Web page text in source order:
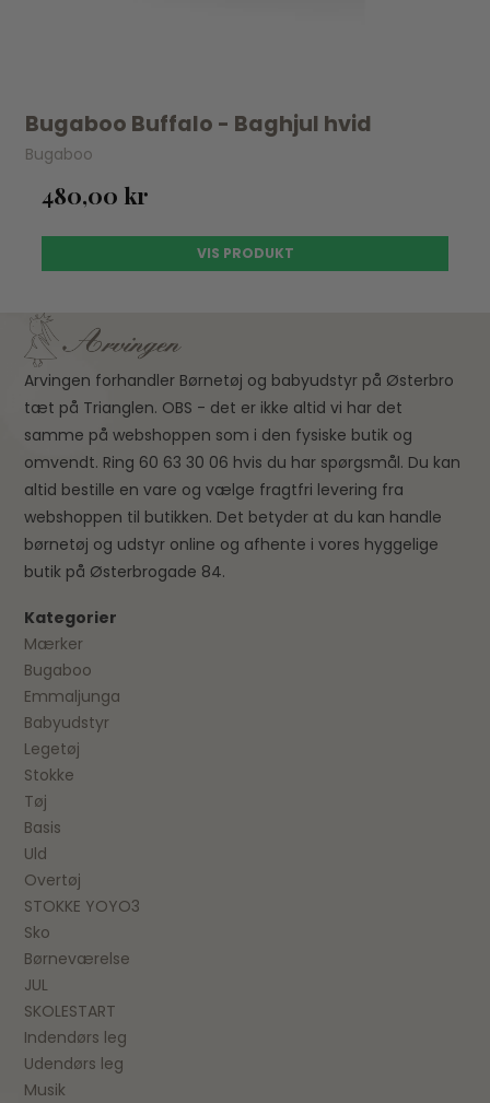
Bugaboo Buffalo - Baghjul hvid
Bugaboo
480,00 kr
VIS PRODUKT
Arvingen forhandler Børnetøj og babyudstyr på Østerbro
tæt på Trianglen. OBS - det er ikke altid vi har det
samme på webshoppen som i den fysiske butik og
omvendt. Ring 60 63 30 06 hvis du har spørgsmål. Du kan
altid bestille en vare og vælge fragtfri levering fra
webshoppen til butikken. Det betyder at du kan handle
børnetøj og udstyr online og afhente i vores hyggelige
butik på Østerbrogade 84.
Kategorier
Mærker
Bugaboo
Emmaljunga
Babyudstyr
Legetøj
Stokke
Tøj
Basis
Uld
Overtøj
STOKKE YOYO3
Sko
Børneværelse
JUL
SKOLESTART
Indendørs leg
Udendørs leg
Musik